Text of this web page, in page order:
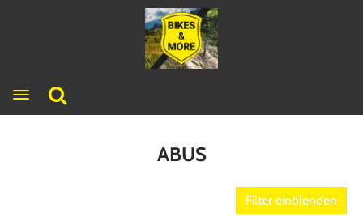
Toggle navigation
ABUS
Filter einblenden